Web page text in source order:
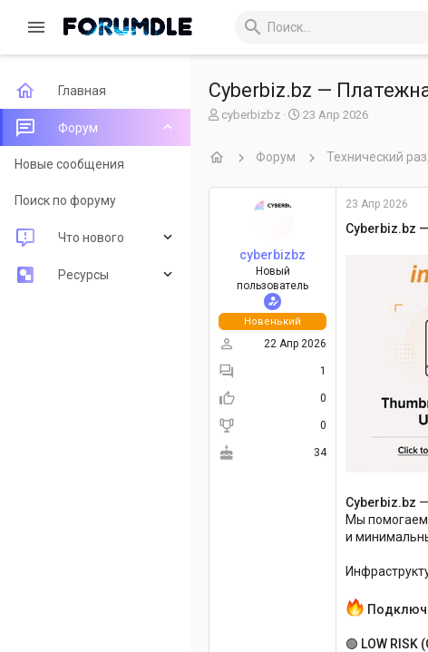
Главная
Форум
Новые сообщения
Поиск по форуму
Что нового
Новые сообщения
Ресурсы
Сyberbiz.bz —
А
о
cyberbizbz
Д
а
23 Апр 2026
Форум Технический
cyberbizbz
Новый
пользователь
Новенький
22 Апр 2026
1
0
0
34
23 Апр 2026
Сyberbiz.bz
Cyberbiz.bz
Мы помогаем
и
🟢 LOW RISK